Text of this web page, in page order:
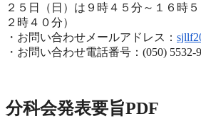
２５日（日）は９時４５分～１６時
２時４０分）
・お問い合わせメールアドレス：
・お問い合わせ電話番号：(050) 5532-
分科会発表要旨PDF